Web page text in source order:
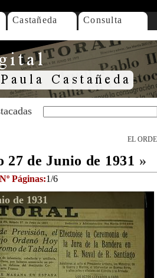
Castañeda Consulta
EL
de Junio de 1931 »
Nº Páginas:1/6
de 1931